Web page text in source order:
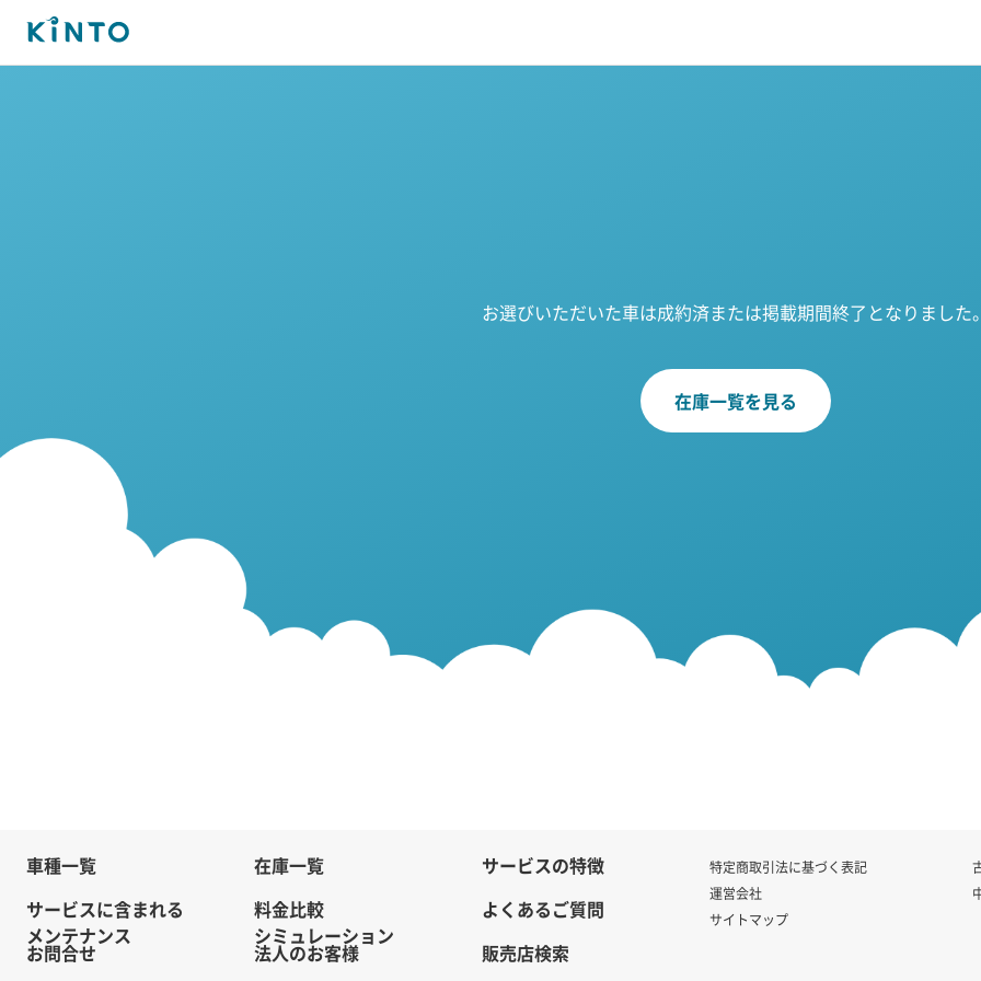
お選びいただいた車は成約済または掲載期間終了となりました
在庫一覧を見る
車種一覧 在庫一覧
サービスの特徴
サービスに含まれる
メンテナンス
料金比較
シミュレーション
よくあるご質問
お問合せ
法人のお客様 販売店検索
特定商取引法に基づく表記
運営会社
サイトマップ